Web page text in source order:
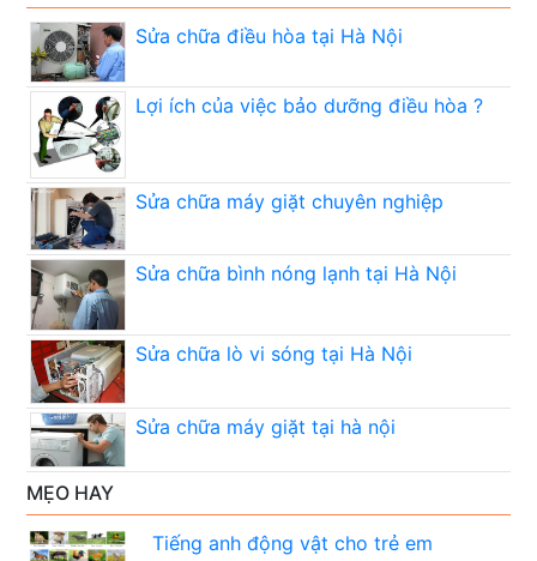
Sửa chữa điều hòa tại Hà Nội
Lợi ích của việc bảo dưỡng điều hòa ?
Sửa chữa máy giặt chuyên nghiệp
Sửa chữa bình nóng lạnh tại Hà Nội
Sửa chữa lò vi sóng tại Hà Nội
Sửa chữa máy giặt tại hà nội
MẸO HAY
Tiếng anh động vật cho trẻ em